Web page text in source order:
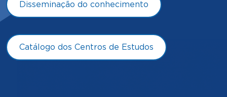
Disseminação do conhecimento
Catálogo dos Centros de Estudos